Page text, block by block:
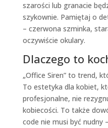
szarości lub granacie
szykownie. Pamiętaj o
– czerwona szminka,
oczywiście okulary.
Dlaczego to
„Office Siren” to trend,
To estetyka dla kobiet,
profesjonalne, nie
kobiecości. To także
code nie musi być nudny